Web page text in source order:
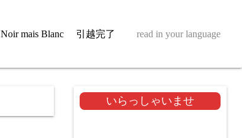
Noir mais Blanc 引越完了 read in your language
いらっしゃいませ